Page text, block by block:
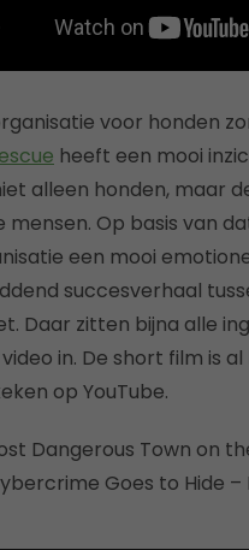
voor honden
heeft een mooi
alleen honden, maar
mensen. Op basis van
een mooi
succesverhaal
Daar zitten bijna alle
in. De short film is
op YouTube.
Dangerous Town on
Goes to Hide –